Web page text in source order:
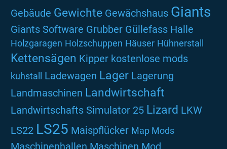
Gebäude Gewichte Gewächshaus Giants
Giants Software Grubber Güllefass Halle
Holzgaragen Holzschuppen Häuser Hühnerstall
Kettensägen Kipper kostenlose mods
kuhstall Ladewagen Lager Lagerung
Landmaschinen Landwirtschaft
Landwirtschafts Simulator 25 Lizard LKW
LS22 LS25 Maispflücker Map Mods
Maschinenhallen Maschinen Mod